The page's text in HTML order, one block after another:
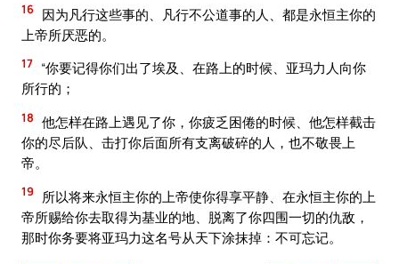
16 因为凡行这些事的、凡行不公道事的人、都是永恒主你的
上帝所厌恶的。
17 “你要记得你们出了埃及、在路上的时候、亚玛力人向你
所行的；
18 他怎样在路上遇见了你，你疲乏困倦的时候、他怎样截击
你的尽后队、击打你后面所有支离破碎的人，也不敬畏上
帝。
19
所以将来永恒主你的上帝使你得享平静、在永恒主你的上
帝所赐给你去取得为基业的地、脱离了你四围一切的仇敌，
那时你务要将亚玛力这名号从天下涂抹掉：不可忘记。